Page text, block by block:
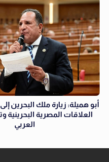
أبو هميلة: زيارة ملك البحرين
العلاقات المصرية البحرينية
العربي